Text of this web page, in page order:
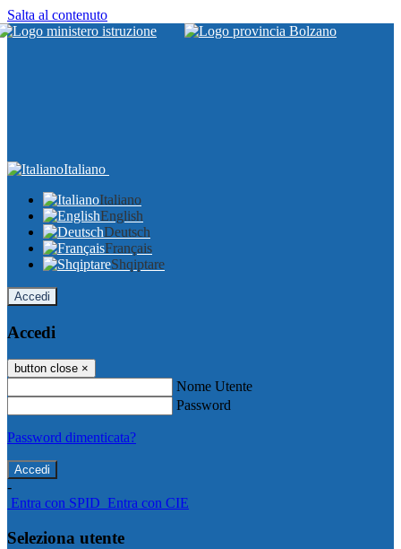
Salta al contenuto
Italiano
Italiano
English
Deutsch
Français
Shqiptare
Accedi
Accedi
button close ×
Nome Utente
Password
Password dimenticata?
-
Entra con SPID Entra con CIE
Seleziona utente